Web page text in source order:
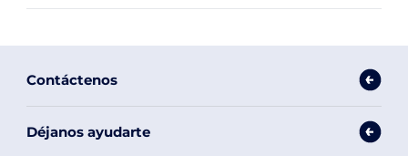
Contáctenos
Déjanos ayudarte